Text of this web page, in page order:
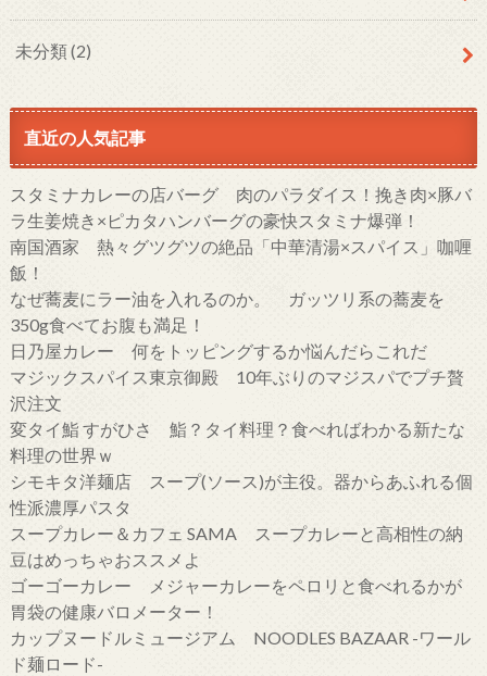
未分類(2)
直近の人気記事
スタミナカレーの店バーグ 肉のパラダイス！挽き肉×豚バ
ラ生姜焼き×ピカタハンバーグの豪快スタミナ爆弾！
南国酒家 熱々グツグツの絶品「中華清湯×スパイス」咖喱
飯！
なぜ蕎麦にラー油を入れるのか。 ガッツリ系の蕎麦を
350g食べてお腹も満足！
日乃屋カレー 何をトッピングするか悩んだらこれだ
マジックスパイス東京御殿 10年ぶりのマジスパでプチ贅
沢注文
変タイ鮨 すがひさ 鮨？タイ料理？食べればわかる新たな
料理の世界ｗ
シモキタ洋麺店 スープ(ソース)が主役。器からあふれる個
性派濃厚パスタ
スープカレー＆カフェ SAMA スープカレーと高相性の納
豆はめっちゃおススメよ
ゴーゴーカレー メジャーカレーをペロリと食べれるかが
胃袋の健康バロメーター！
カップヌードルミュージアム NOODLES BAZAAR -ワール
ド麺ロード-